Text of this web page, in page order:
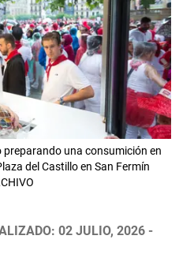
una consumición en
del Castillo en San Fermín
02 JULIO, 2026 -